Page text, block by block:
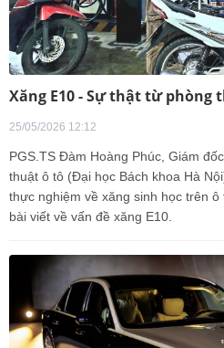
Xăng E10 - Sự thật từ phòng
25/05/2026 12:12
PGS.TS Đàm Hoàng Phúc, Giám
thuật ô tô (Đại học Bách khoa Hà
thực nghiệm về xăng sinh học trên
bài viết về vấn đề xăng E10.